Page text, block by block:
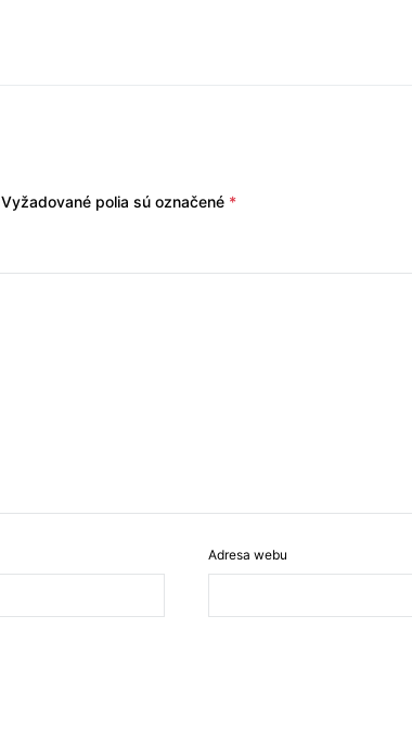
Vyžadované polia sú označené *
Adresa webu